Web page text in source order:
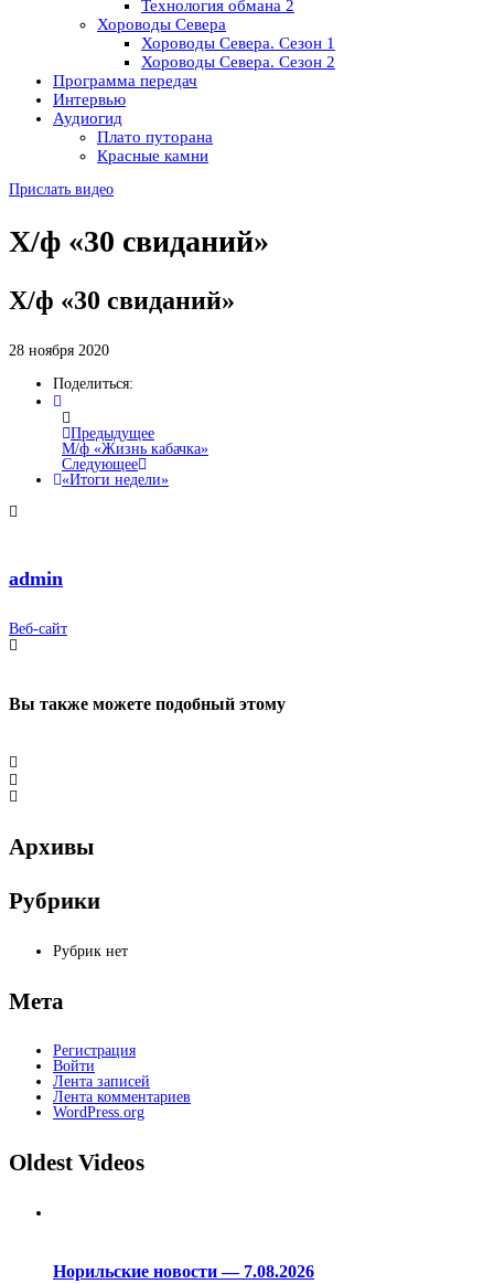
Технология обмана 2
Хороводы Севера
Хороводы Севера. Сезон 1
Хороводы Севера. Сезон 2
Программа передач
Интервью
Аудиогид
Плато путорана
Красные камни
Прислать видео
Х/ф «30 свиданий»
Х/ф «30 свиданий»
28 ноября 2020
Поделиться:
Предыдущее
М/ф «Жизнь кабачка»
Следующее
«Итоги недели»
admin
Веб-сайт
Вы также можете подобный этому
Архивы
Рубрики
Рубрик нет
Мета
Регистрация
Войти
Лента записей
Лента комментариев
WordPress.org
Oldest Videos
Норильские новости — 7.08.2026